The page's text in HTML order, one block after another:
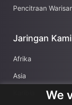
Pencitraan
Jaringan Kami
Afrika
Asia
We